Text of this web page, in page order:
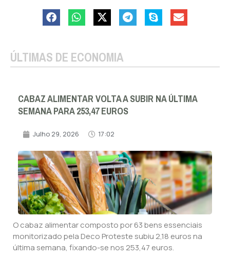
ÚLTIMAS DE ECONOMIA
CABAZ ALIMENTAR VOLTA A SUBIR NA ÚLTIMA
SEMANA PARA 253,47 EUROS
Julho 29, 2026 17:02
O cabaz alimentar composto por 63 bens essenciais
monitorizado pela Deco Proteste subiu 2,18 euros na
última semana, fixando-se nos 253,47 euros.